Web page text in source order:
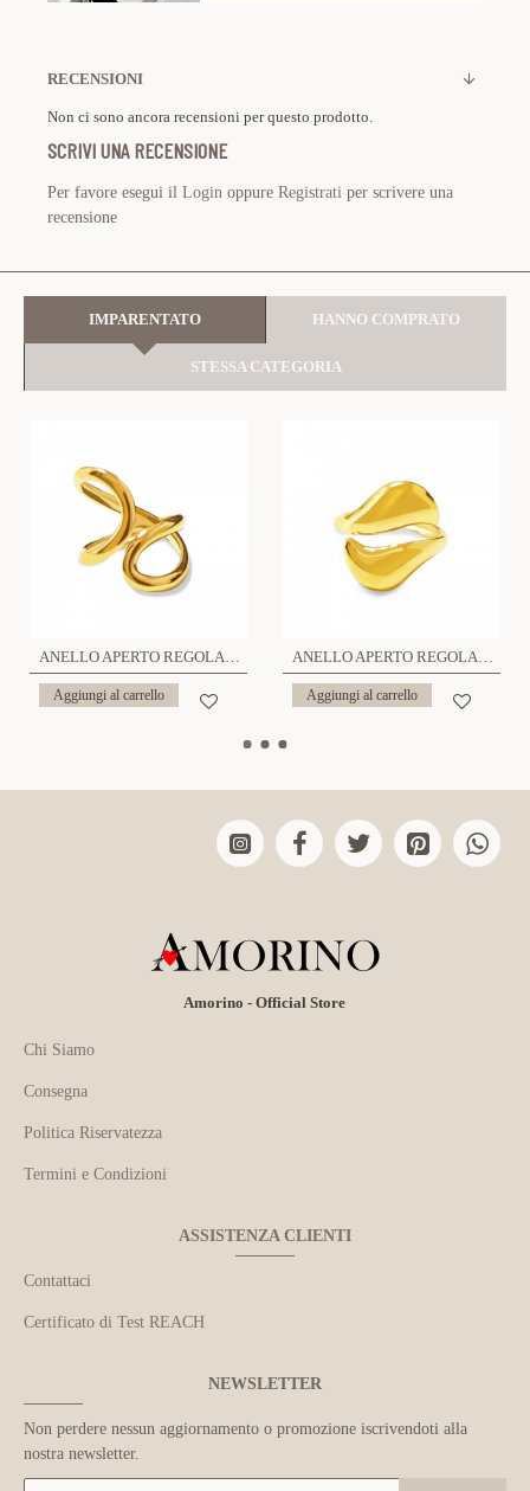
RECENSIONI
Non ci sono ancora recensioni per questo prodotto.
SCRIVI UNA RECENSIONE
Per favore esegui il Login oppure Registrati per scrivere una
recensione
IMPARENTATO HANNO COMPRATO
STESSA CATEGORIA
ANELLO APERTO REGOLABILE ONDA - YC25312B417
Aggiungi al carrello
ANELLO APERTO REGOLABILE - YC25312B422
Aggiungi al carrello
Amorino - Official Store
Chi Siamo
Consegna
Politica Riservatezza
Termini e Condizioni
ASSISTENZA CLIENTI
Contattaci
Certificato di Test REACH
NEWSLETTER
Non perdere nessun aggiornamento o promozione iscrivendoti alla
nostra newsletter.